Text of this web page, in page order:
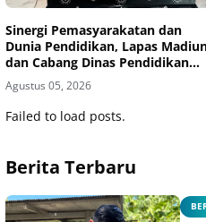
Sinergi Pemasyarakatan dan
Dunia Pendidikan, Lapas
dan Cabang Dinas Pendidikan
Wilayah Madiun Jalin Kerja Sama
Pendidikan Vokasi Teknik
Instalasi Tenaga Listrik bagi
Warga Binaan
Agustus 05, 2026
Failed to load posts.
Berita Terbaru